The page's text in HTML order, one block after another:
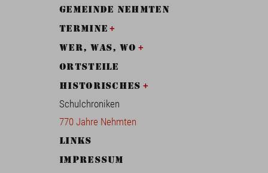
Gemeinde Nehmten
Termine
wer, was, wo
Ortsteile
Historisches
Schulchroniken
770 Jahre Nehmten
Links
Impressum